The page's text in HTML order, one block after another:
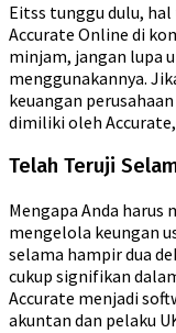
Eitss tunggu dulu,
Accurate Online di
minjam, jangan lupa
menggunakannya.
keuangan
dimiliki oleh
Telah Teruji
Mengapa Anda
mengelola keungan
selama hampir dua
cukup signifikan
Accurate menjadi
akuntan dan pelaku